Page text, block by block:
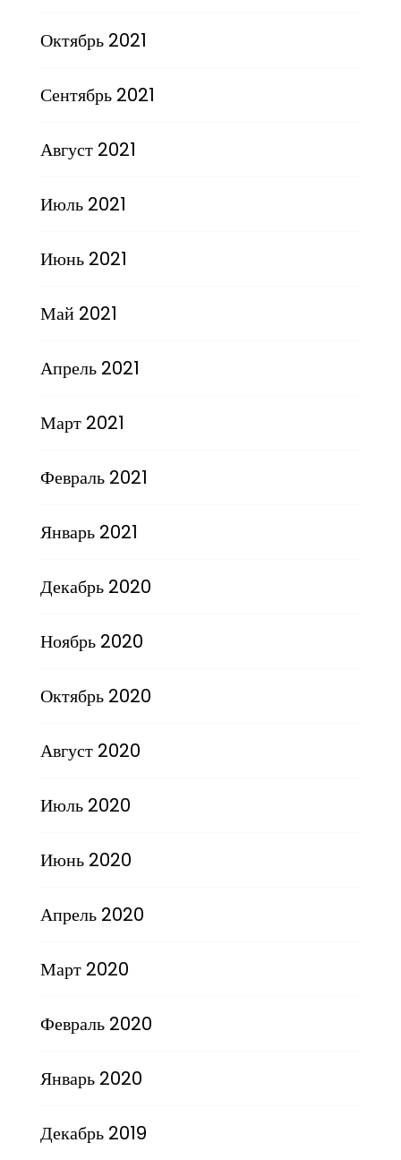
Октябрь 2021
Сентябрь 2021
Август 2021
Июль 2021
Июнь 2021
Май 2021
Апрель 2021
Март 2021
Февраль 2021
Январь 2021
Декабрь 2020
Ноябрь 2020
Октябрь 2020
Август 2020
Июль 2020
Июнь 2020
Апрель 2020
Март 2020
Февраль 2020
Январь 2020
Декабрь 2019